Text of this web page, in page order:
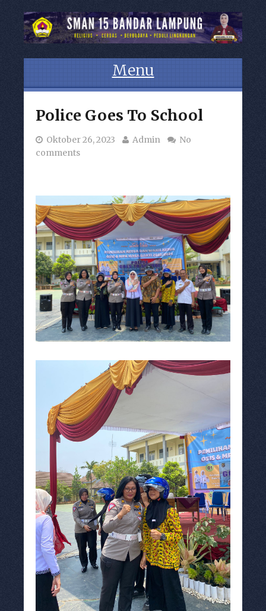
Menu
Police Goes To School
Oktober 26, 2023 Admin
No
comments